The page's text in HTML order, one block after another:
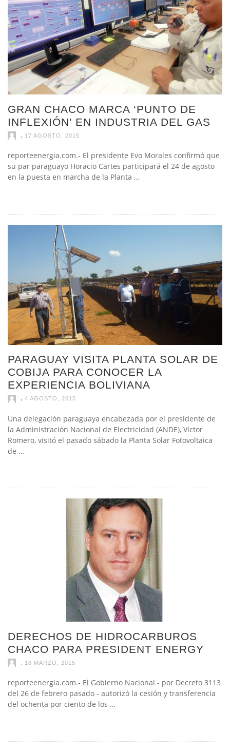
GRAN CHACO MARCA ‘PUNTO DE
INFLEXIÓN’ EN INDUSTRIA DEL GAS
17 AGOSTO, 2015
reporteenergia.com.- El presidente Evo Morales confirmó que
su par paraguayo Horacio Cartes participará el 24 de agosto
en la puesta en marcha de la Planta …
PARAGUAY VISITA PLANTA SOLAR DE
COBIJA PARA CONOCER LA
EXPERIENCIA BOLIVIANA
, 4 AGOSTO, 2015
Una delegación paraguaya encabezada por el presidente de
la Administración Nacional de Electricidad (ANDE), Víctor
Romero, visitó el pasado sábado la Planta Solar Fotovoltaica
de …
DERECHOS DE HIDROCARBUROS
CHACO PARA PRESIDENT ENERGY
18 MARZO, 2015
reporteenergia.com.- El Gobierno Nacional - por Decreto 3113
del 26 de febrero pasado - autorizó la cesión y transferencia
del ochenta por ciento de los …